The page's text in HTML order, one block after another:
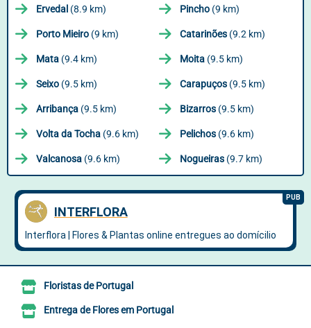
Ervedal (8.9 km) Pincho (9 km)
Porto Mieiro (9 km) Catarinões (9.2 km)
Mata (9.4 km) Moita (9.5 km)
Seixo (9.5 km) Carapuços (9.5 km)
Arribança (9.5 km) Bizarros (9.5 km)
Volta da Tocha (9.6 km) Pelichos (9.6 km)
Valcanosa (9.6 km) Nogueiras (9.7 km)
Floristas de Portugal
Entrega de Flores em Portugal